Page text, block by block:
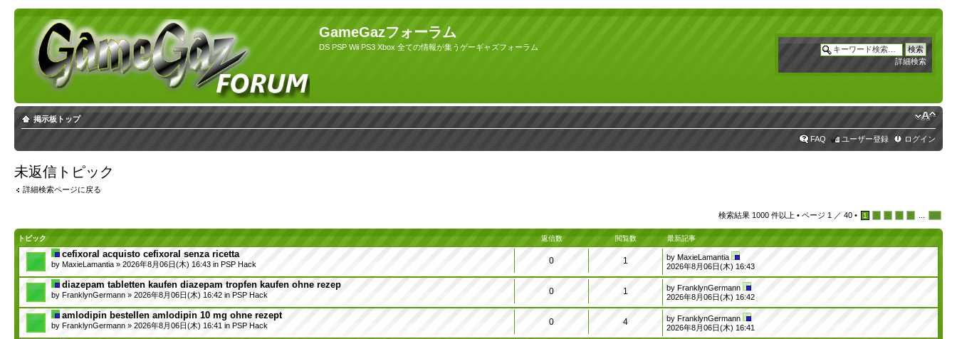
GameGazフォーラム
DS PSP Wii PS3 Xbox 全ての情報が集うゲーギャズフォーラム
詳細検索
掲示板トップ
FAQ ユーザー登録 ログイン
未返信トピック
詳細検索ページに戻る
検索結果 1000 件以上 • ページ 1 ／ 40 • 1 2 3 4 5 40
トピック 返信数 閲覧数 最新記事
cefixoral acquisto cefixoral senza ricetta
by MaxieLamantia » 2026年8月06日(木) 16:43 in PSP Hack 0 1 byMaxieLamantia
2026年8月06日(木) 16:43
diazepam tabletten kaufen diazepam tropfen kaufen ohne rezep
by FranklynGermann » 2026年8月06日(木) 16:42 in PSP Hack 0 1 byFranklynGermann
2026年8月06日(木) 16:42
amlodipin bestellen amlodipin 10 mg ohne rezept
by FranklynGermann » 2026年8月06日(木) 16:41 in PSP Hack 0 4 byFranklynGermann
2026年8月06日(木) 16:41